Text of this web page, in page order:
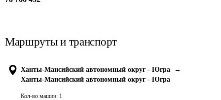
Маршруты и транспорт
Ханты-Мансийский автономный округ - Югра
→
Ханты-Мансийский автономный округ - Югра
Кол-во машин: 1